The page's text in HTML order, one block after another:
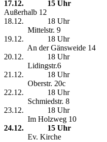
17.12.
15 Uhr
Außerhalb 12
18.12. 18 Uhr
Mittelstr. 9
19.12. 18
An der Gänsweide 14
20.12. 18 Uhr
Lidingstr.6
21.12. 18 Uhr
Oberstr. 20c
22.12. 18 Uhr
Schmiedstr. 8
23.12. 18 Uhr
Im Holzweg 10
24.12.
15 Uhr
Ev. Kirche